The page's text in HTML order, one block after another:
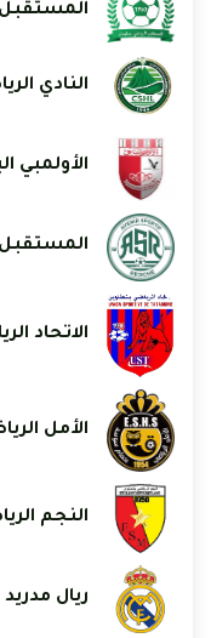
النادي
الأولمبي
الاتحاد
الأمل
النجم
ريال مدريد